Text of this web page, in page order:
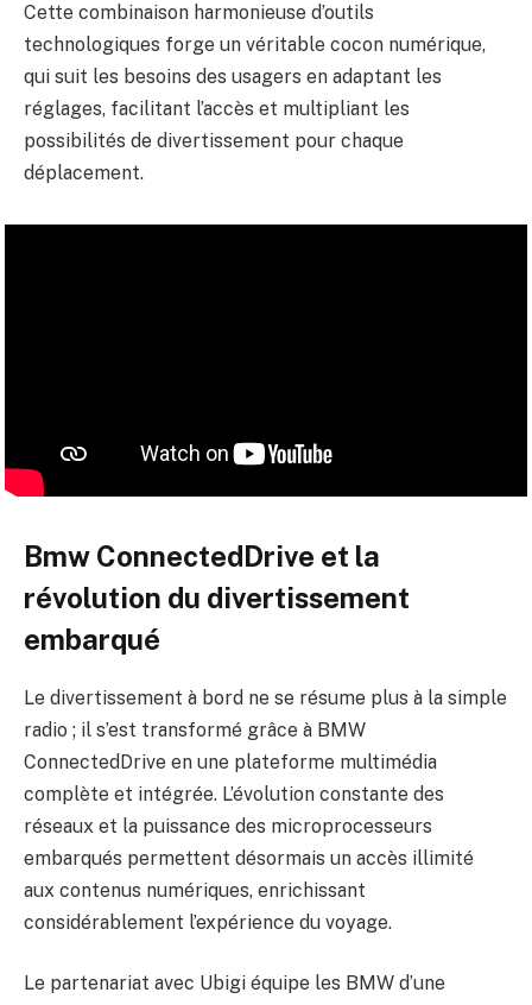
Cette combinaison harmonieuse d’outils
technologiques forge un véritable cocon numérique,
qui suit les besoins des usagers en adaptant les
réglages, facilitant l’accès et multipliant les
possibilités de divertissement pour chaque
déplacement.
Bmw ConnectedDrive et la
révolution du divertissement
embarqué
Le divertissement à bord ne se résume plus à la simple
radio ; il s’est transformé grâce à BMW
ConnectedDrive en une plateforme multimédia
complète et intégrée. L’évolution constante des
réseaux et la puissance des microprocesseurs
embarqués permettent désormais un accès illimité
aux contenus numériques, enrichissant
considérablement l’expérience du voyage.
Le partenariat avec Ubigi équipe les BMW d’une